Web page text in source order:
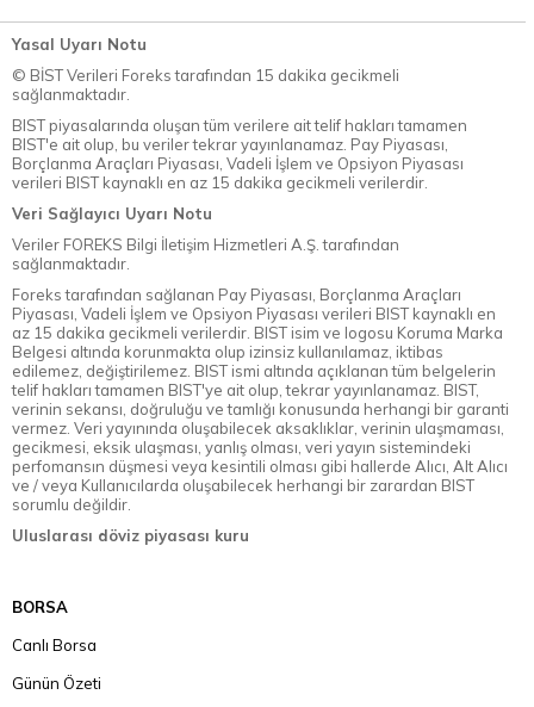
Yasal Uyarı Notu
© BİST Verileri Foreks tarafından 15 dakika gecikmeli
sağlanmaktadır.
BIST piyasalarında oluşan tüm verilere ait telif hakları tamamen
BIST'e ait olup, bu veriler tekrar yayınlanamaz. Pay Piyasası,
Borçlanma Araçları Piyasası, Vadeli İşlem ve Opsiyon Piyasası
verileri BIST kaynaklı en az 15 dakika gecikmeli verilerdir.
Veri Sağlayıcı Uyarı Notu
Veriler FOREKS Bilgi İletişim Hizmetleri A.Ş. tarafından
sağlanmaktadır.
Foreks tarafından sağlanan Pay Piyasası, Borçlanma Araçları
Piyasası, Vadeli İşlem ve Opsiyon Piyasası verileri BIST kaynaklı en
az 15 dakika gecikmeli verilerdir. BIST isim ve logosu Koruma Marka
Belgesi altında korunmakta olup izinsiz kullanılamaz, iktibas
edilemez, değiştirilemez. BIST ismi altında açıklanan tüm belgelerin
telif hakları tamamen BIST'ye ait olup, tekrar yayınlanamaz. BIST,
verinin sekansı, doğruluğu ve tamlığı konusunda herhangi bir garanti
vermez. Veri yayınında oluşabilecek aksaklıklar, verinin ulaşmaması,
gecikmesi, eksik ulaşması, yanlış olması, veri yayın sistemindeki
perfomansın düşmesi veya kesintili olması gibi hallerde Alıcı, Alt Alıcı
ve / veya Kullanıcılarda oluşabilecek herhangi bir zarardan BIST
sorumlu değildir.
Uluslarası döviz piyasası kuru
BORSA
Canlı Borsa
Günün Özeti